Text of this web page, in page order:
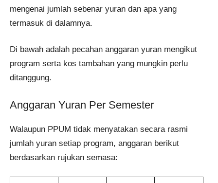
mengenai jumlah sebenar yuran dan apa yang
termasuk di dalamnya.
Di bawah adalah pecahan anggaran yuran mengikut
program serta kos tambahan yang mungkin perlu
ditanggung.
Anggaran Yuran Per Semester
Walaupun PPUM tidak menyatakan secara rasmi
jumlah yuran setiap program, anggaran berikut
berdasarkan rujukan semasa: